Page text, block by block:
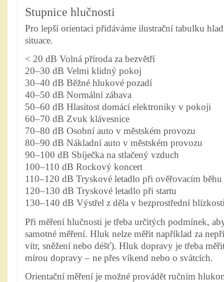
Stupnice hlučnosti
Pro lepší orientaci přidáváme ilustrační tabulku
situace.
< 20 dB Volná příroda za bezvětří
20–30 dB Velmi klidný pokoj
30–40 dB Běžné hlukové pozadí
40–50 dB Normální zábava
50–60 dB Hlasitost domácí elektroniky v pokoji
60–70 dB Zvuk klávesnice
70–80 dB Osobní auto v městském provozu
80–90 dB Nákladní auto v městském provozu
90–100 dB Sbíječka na stlačený vzduch
100–110 dB Rockový koncert
110–120 dB Tryskové letadlo při ověřovacím běhu
120–130 dB Tryskové letadlo při startu
130–140 dB Výstřel z děla v bezprostřední
Při měření hlučnosti je třeba určitých podmínek,
samotné měření. Hluk nelze měřit například za
vítr, sněžení nebo déšť). Hluk dopravy je třeba
mírou dopravy – ne přes víkend nebo o svátcích.
Orientační měření je možné provádět ručním